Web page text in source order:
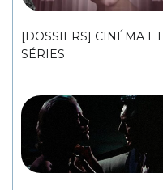
[DOSSIERS] CINÉMA ET
SÉRIES